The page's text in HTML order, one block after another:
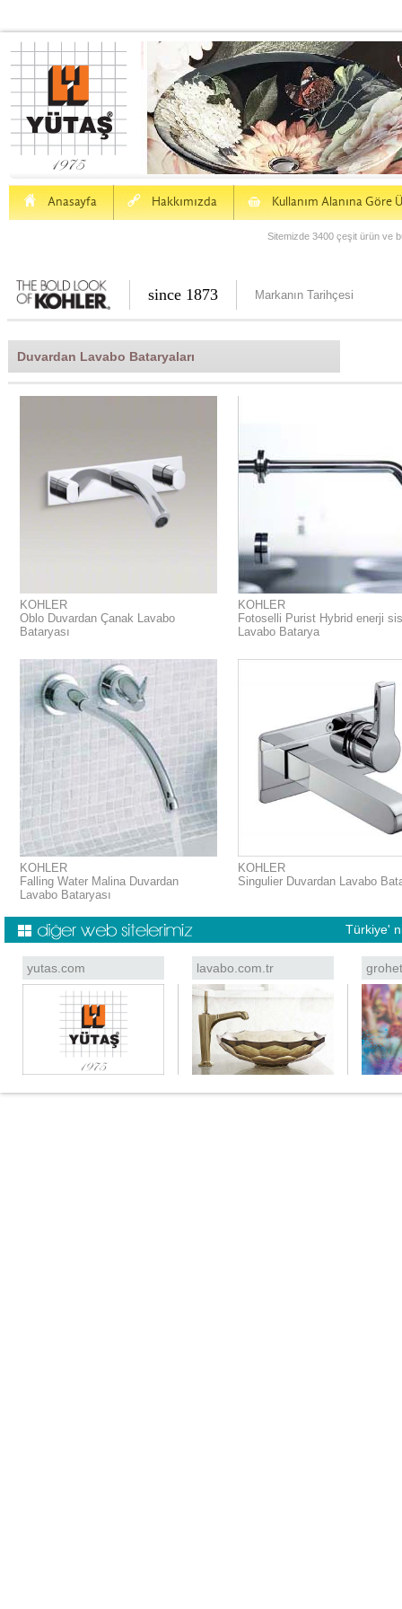
Anasayfa
H Hakkımızda
a Kullanım Alanına Göre
S
Sitemizde 3400 çeşit ürün ve
since 1873 Markanın Tarihçesi
Duvardan Lavabo Bataryaları
KOHLER
Oblo Duvardan Çanak Lavabo
Bataryası
KOHLER
Fotoselli Purist Hybrid enerji
Lavabo Batarya
KOHLER
Falling Water Malina Duvardan
Lavabo Bataryası
KOHLER
Singulier Duvardan Lavabo
Türkiye'
yutas.com lavabo.com.tr